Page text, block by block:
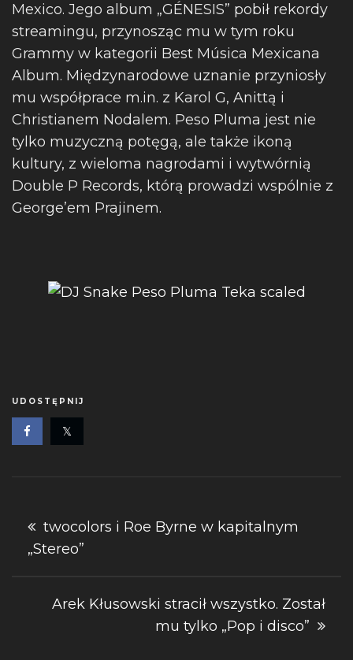
Mexico. Jego album „GÉNESIS” pobił rekordy
streamingu, przynosząc mu w tym roku
Grammy w kategorii Best Música Mexicana
Album. Międzynarodowe uznanie przyniosły
mu współprace m.in. z Karol G, Anittą i
Christianem Nodalem. Peso Pluma jest nie
tylko muzyczną potęgą, ale także ikoną
kultury, z wieloma nagrodami i wytwórnią
Double P Records, którą prowadzi wspólnie z
George’em Prajinem.
UDOSTĘPNIJ
Nawigacja
wpisu
twocolors i Roe Byrne w kapitalnym
„Stereo”
Arek Kłusowski stracił wszystko. Został
mu tylko „Pop i disco”